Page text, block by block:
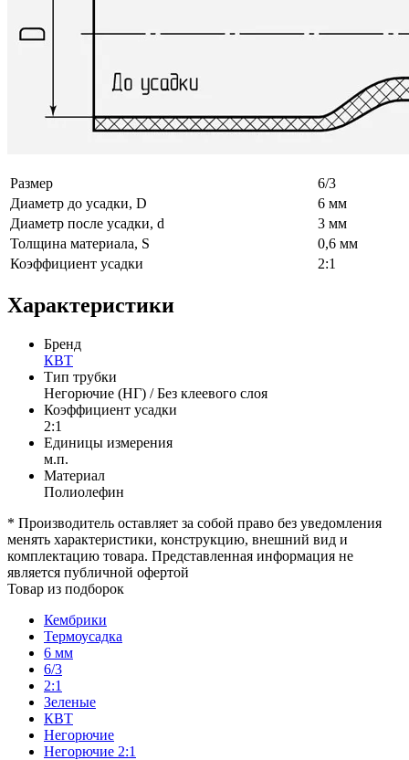
Размер
6/3
Диаметр до усадки, D
6 мм
Диаметр после усадки, d
3 мм
Толщина материала, S
0,6 мм
Коэффициент усадки
2:1
Характеристики
Бренд
КВТ
Тип трубки
Негорючие (НГ) / Без клеевого слоя
Коэффициент усадки
2:1
Единицы измерения
м.п.
Материал
Полиолефин
* Производитель оставляет за собой право без уведомления
менять характеристики, конструкцию, внешний вид и
комплектацию товара. Представленная информация не
является публичной офертой
Товар из подборок
Кембрики
Термоусадка
6 мм
6/3
2:1
Зеленые
КВТ
Негорючие
Негорючие 2:1